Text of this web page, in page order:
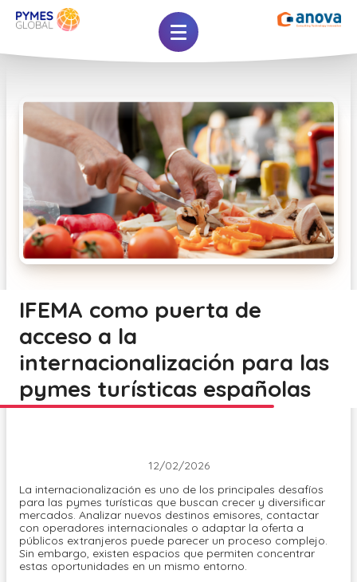
IFEMA como puerta de
acceso a la
internacionalización para las
pymes turísticas españolas
12/02/2026
La internacionalización es uno de los principales desafíos
para las pymes turísticas que buscan crecer y diversificar
mercados. Analizar nuevos destinos emisores, contactar
con operadores internacionales o adaptar la oferta a
públicos extranjeros puede parecer un proceso complejo.
Sin embargo, existen espacios que permiten concentrar
estas oportunidades en un mismo entorno.